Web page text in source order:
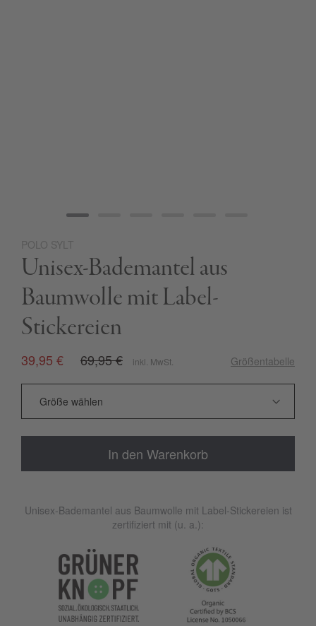
Zum
Anfang
der
Bildgalerie
springen
POLO SYLT
Unisex-Bademantel aus
Baumwolle mit Label-
Stickereien
39,95 € 69,95 € inkl. MwSt. Größentabelle
In den Warenkorb
Unisex-Bademantel aus Baumwolle mit Label-Stickereien ist
zertifiziert mit (u. a.):